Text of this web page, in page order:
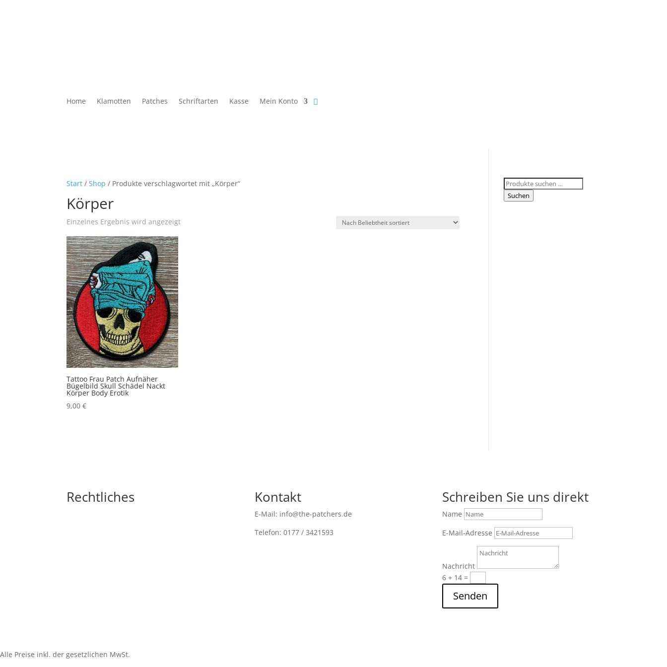
Home Klamotten Patches Schriftarten Kasse Mein Konto
Start /Shop / Produkte verschlagwortet mit „Körper“
Körper
Einzelnes Ergebnis wird angezeigt
Tattoo Frau Patch Aufnäher
Bügelbild Skull Schädel Nackt
Körper Body Erotik
9,00€
Suchen
nach:
Suchen
Rechtliches Kontakt
E-Mail: info@the-patchers.de
Telefon: 0177 / 3421593
Schreiben Sie uns direkt
Name
E-Mail-Adresse
Nachricht
6 + 14=
Senden
Alle Preise inkl. der gesetzlichen MwSt.